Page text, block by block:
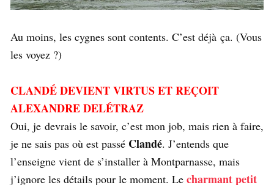
Au moins, les cygnes sont contents. C’est déjà ça. (Vous
les voyez ?)
CLANDÉ DEVIENT VIRTUS ET REÇOIT
ALEXANDRE DELÉTRAZ
Oui, je devrais le savoir, c’est mon job, mais rien à faire,
je ne sais pas où est passé Clandé. J’entends que
l’enseigne vient de s’installer à Montparnasse, mais
j’ignore les détails pour le moment. Le charmant petit